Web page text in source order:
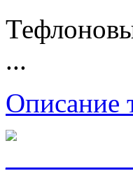
...
Описание